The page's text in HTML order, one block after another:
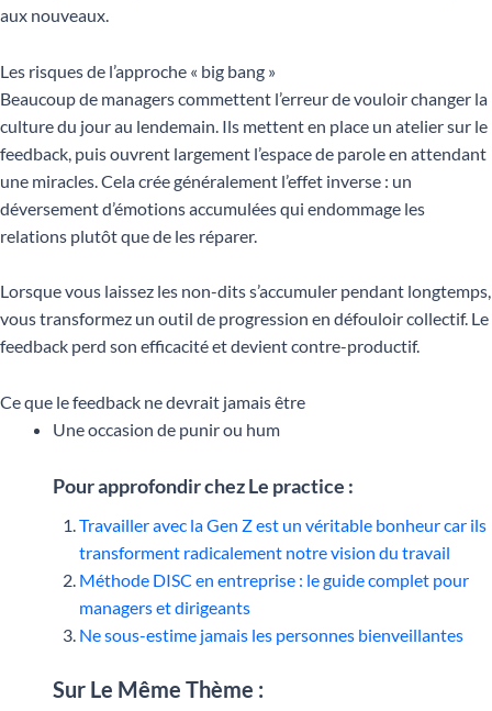
aux nouveaux.
Les risques de l’approche « big bang »
Beaucoup de managers commettent l’erreur de vouloir changer la
culture du jour au lendemain. Ils mettent en place un atelier sur le
feedback, puis ouvrent largement l’espace de parole en attendant
une miracles. Cela crée généralement l’effet inverse : un
déversement d’émotions accumulées qui endommage les
relations plutôt que de les réparer.
Lorsque vous laissez les non-dits s’accumuler pendant longtemps,
vous transformez un outil de progression en défouloir collectif. Le
feedback perd son efficacité et devient contre-productif.
Ce que le feedback ne devrait jamais être
Une occasion de punir ou hum
Pour approfondir chez Le practice :
Travailler avec la Gen Z est un véritable bonheur car ils
transforment radicalement notre vision du travail
Méthode DISC en entreprise : le guide complet pour
managers et dirigeants
Ne sous-estime jamais les personnes bienveillantes
Sur Le Même Thème :